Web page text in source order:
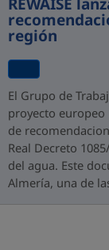
región
El Grupo de
proyecto europeo
de
Real Decreto
del agua. Este
Almería, una de